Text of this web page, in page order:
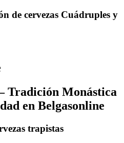
de cervezas Cuádruples y
Tradición Monástica
en Belgasonline
trapistas